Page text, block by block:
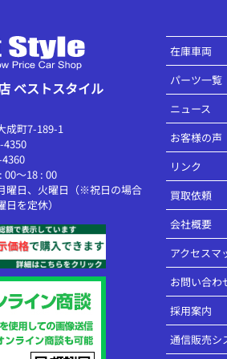
ベストスタイル
成町7-189-1
4350
4360
00～18 : 00
曜日、火曜日（※祝日の場合
を定休）
在庫車両
パーツ一覧
ニュース
お客様の声
リンク
買取依頼
会社概要
アクセスマ
お問い合わ
採用案内
通信販売シ